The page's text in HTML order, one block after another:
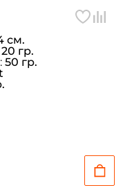
см.
20 гр.
50 гр.
на обработку